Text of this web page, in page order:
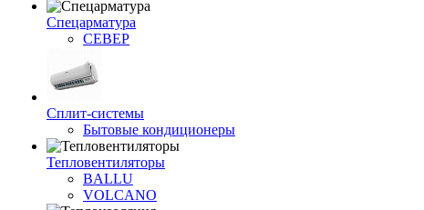
Спецарматура
СЕВЕР
Сплит-системы
Бытовые кондиционеры
Тепловентиляторы
BALLU
VOLCANO